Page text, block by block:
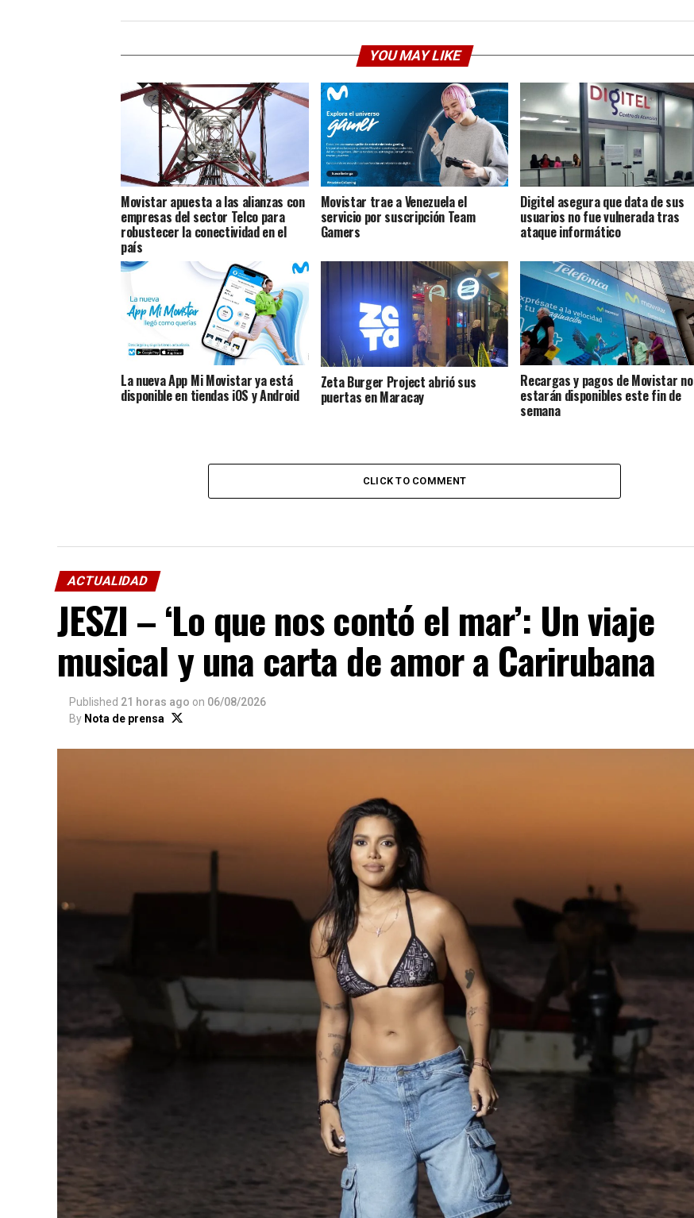
YOU MAY LIKE
Movistar apuesta a las alianzas con
empresas del sector Telco para
robustecer la conectividad en el
país
Movistar trae a Venezuela el
servicio por suscripción Team
Gamers
Digitel asegura que data de sus
usuarios no fue vulnerada tras
ataque informático
La nueva App Mi Movistar ya está
disponible en tiendas iOS y Android
Zeta Burger Project abrió sus
puertas en Maracay
Recargas y pagos de Movistar no
estarán disponibles este fin de
semana
CLICK TO COMMENT
ACTUALIDAD
JESZI – ‘Lo que nos contó el mar’: Un viaje
musical y una carta de amor a Carirubana
Published 21 horas ago on 06/08/2026
By Nota de prensa